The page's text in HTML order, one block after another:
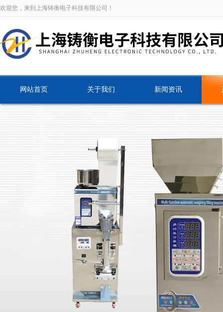
欢迎您，来到上海铸衡电子科技有限公司！
网站首页 关于我们 新闻资讯